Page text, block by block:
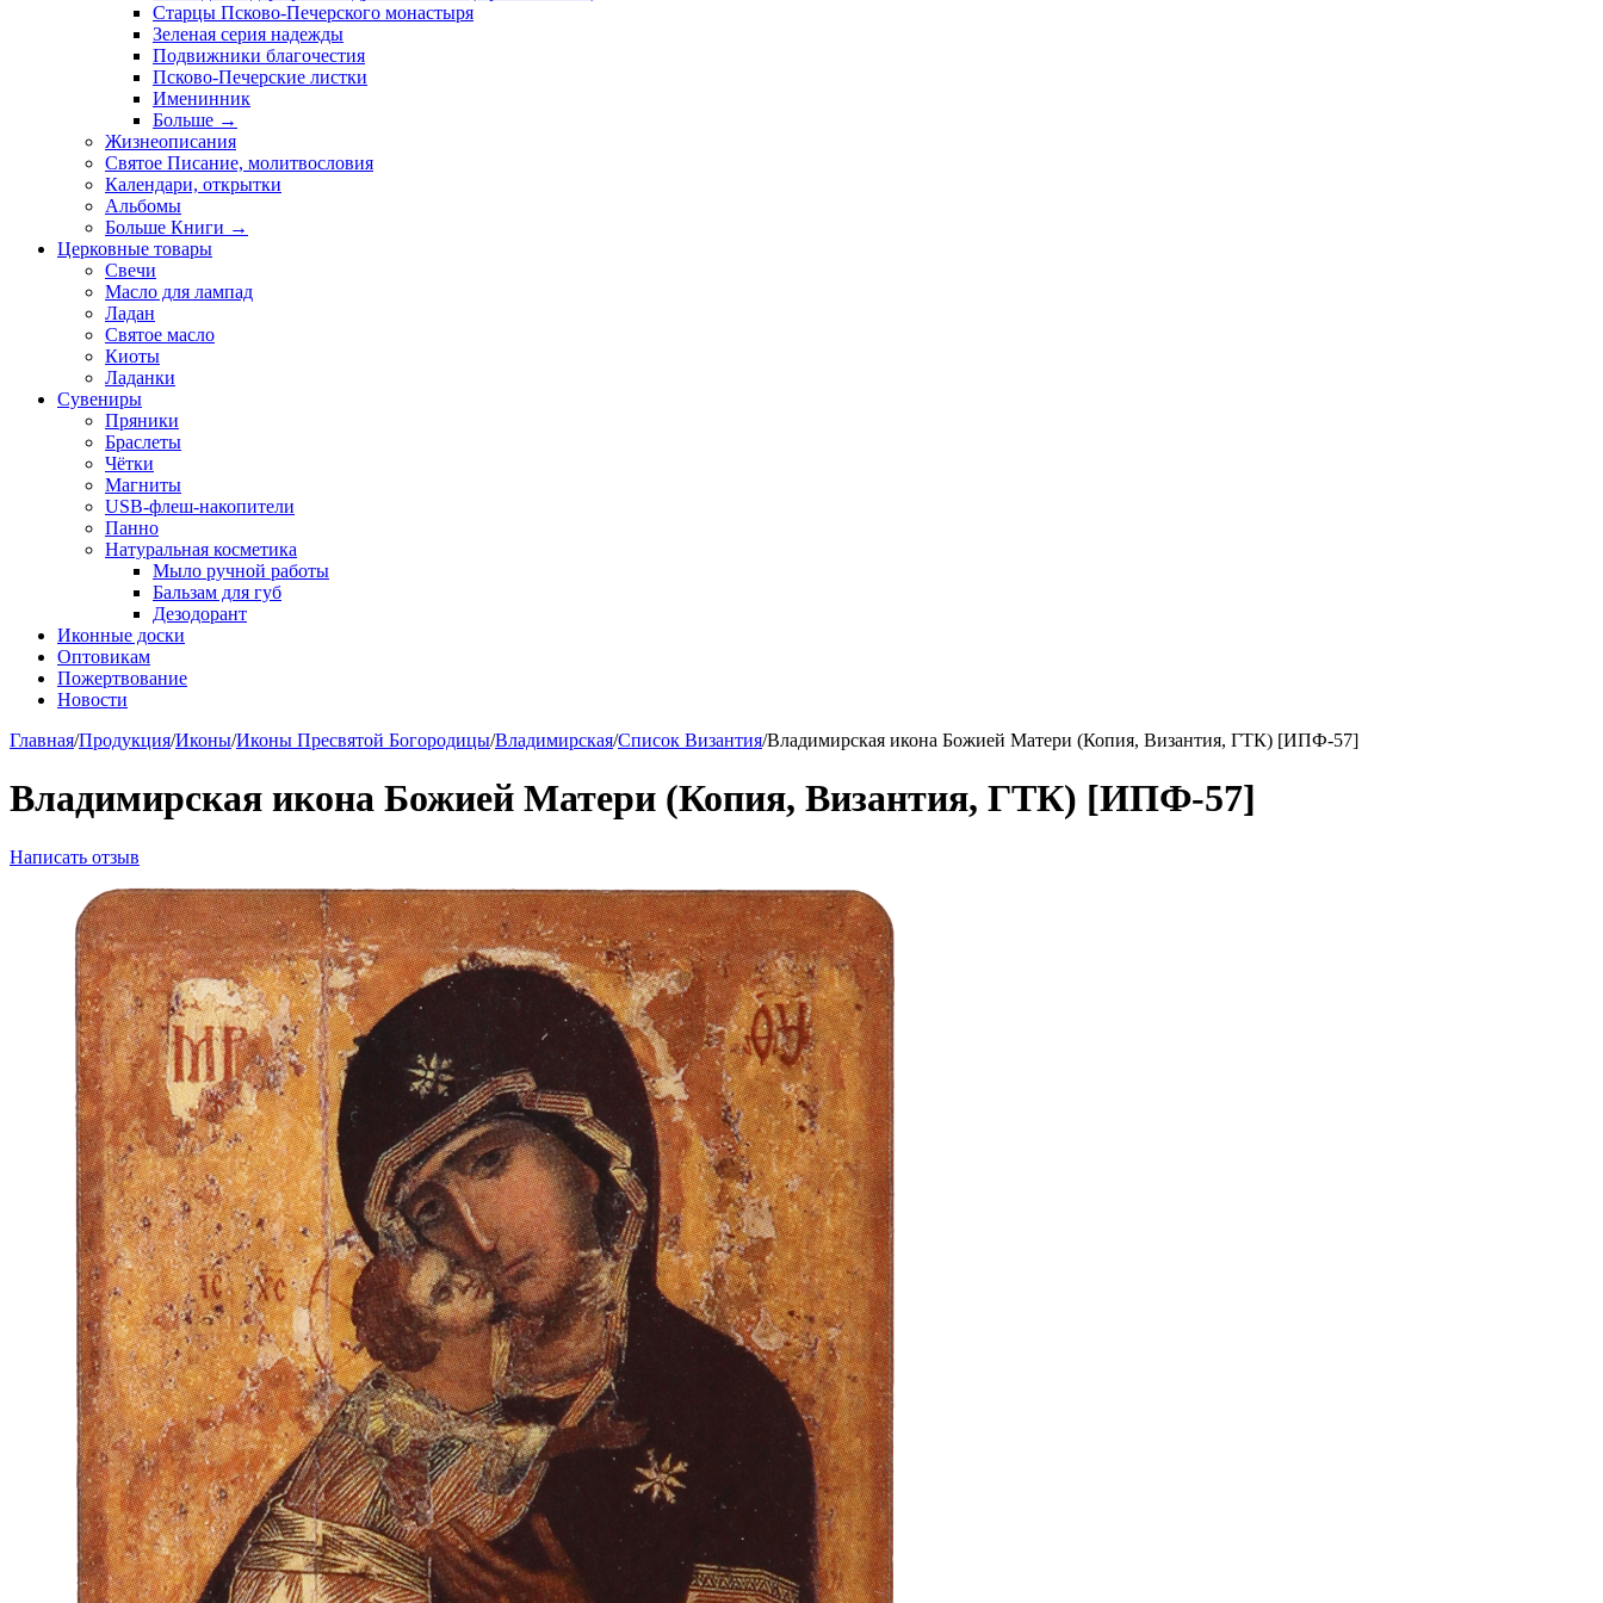
Старцы Псково-Печерского монастыря
Зеленая серия надежды
Подвижники благочестия
Псково-Печерские листки
Именинник
Больше →
Жизнеописания
Святое Писание, молитвословия
Календари, открытки
Альбомы
Больше Книги →
Церковные товары
Свечи
Масло для лампад
Ладан
Святое масло
Киоты
Ладанки
Сувениры
Пряники
Браслеты
Чётки
Магниты
USB-флеш-накопители
Панно
Натуральная косметика
Мыло ручной работы
Бальзам для губ
Дезодорант
Иконные доски
Оптовикам
Пожертвование
Новости
Главная/Продукция/Иконы/Иконы Пресвятой Богородицы/Владимирская/Список Византия/Владимирская икона Божией Матери (Копия, Византия, ГТК) [ИПФ-57]
Владимирская икона Божией Матери (Копия, Византия, ГТК) [ИПФ-57]
Написать отзыв